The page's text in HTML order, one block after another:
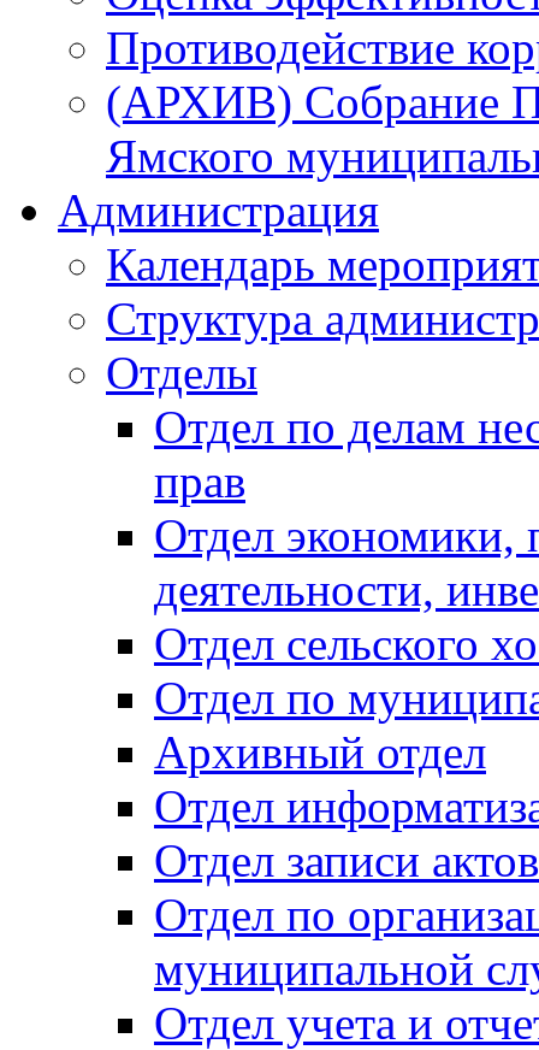
Противодействие
(АРХИВ) Собрание
Ямского
Администрация
Календарь
Структура
Отделы
Отдел по делам
прав
Отдел экономики,
деятельности,
Отдел сельского
Отдел по
Архивный отдел
Отдел
Отдел записи
Отдел по
муниципальной
Отдел учета и